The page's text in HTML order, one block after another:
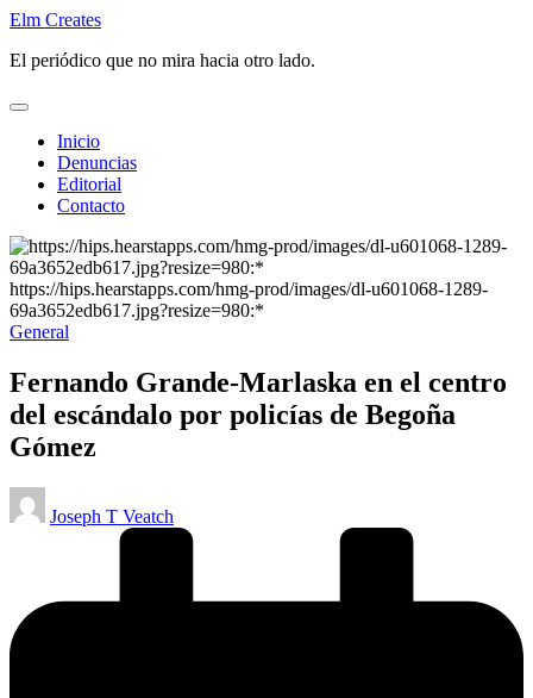
Saltar
contenido
Elm Creates
El periódico que no mira hacia otro lado.
Inicio
Denuncias
Editorial
Contacto
https://hips.hearstapps.com/hmg-prod/images/dl-u601068-1289-
69a3652edb617.jpg?resize=980:*
Publicado
General
Fernando Grande-Marlaska en el centro
del escándalo por policías de Begoña
Gómez
Publicado
por
Joseph T Veatch